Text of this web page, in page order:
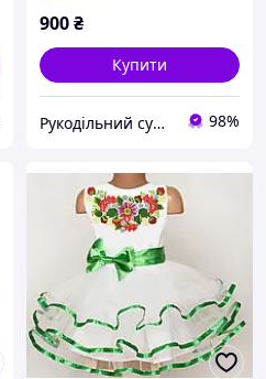
900₴
Купити
Рукодільний сундучок 98%